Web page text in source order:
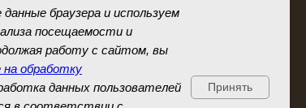
браузера и используем
посещаемости и
работу с сайтом, вы
на обработку
данных пользователей
Принять
ENG
товаров